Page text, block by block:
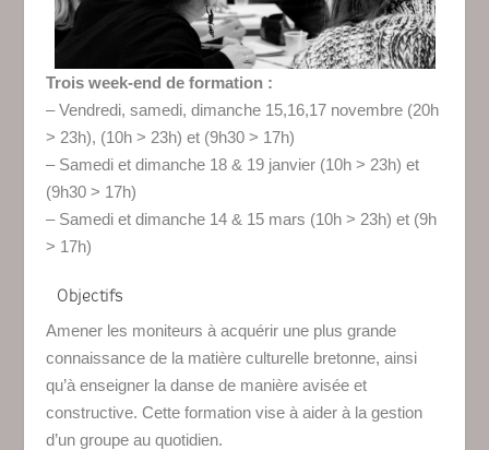
Trois week-end de formation :
– Vendredi, samedi, dimanche 15,16,17 novembre (20h
> 23h), (10h > 23h) et (9h30 > 17h)
– Samedi et dimanche 18 & 19 janvier (10h > 23h) et
(9h30 > 17h)
– Samedi et dimanche 14 & 15 mars (10h > 23h) et (9h
> 17h)
Objectifs
Amener les moniteurs à acquérir une plus grande
connaissance de la matière culturelle bretonne, ainsi
qu’à enseigner la danse de manière avisée et
constructive. Cette formation vise à aider à la gestion
d’un groupe au quotidien.